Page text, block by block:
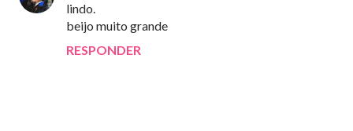
lindo.
beijo muito grande
RESPONDER